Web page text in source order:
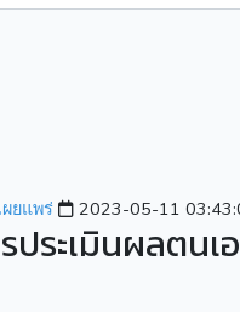
ยแพร่ 2023-05-11
ประเมินผลตนเ